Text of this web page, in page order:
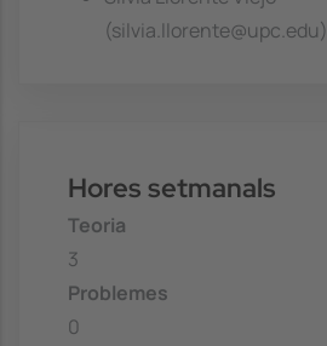
(silvia.llorente@upc.edu)
Hores setmanals
Teoria
3
Problemes
0